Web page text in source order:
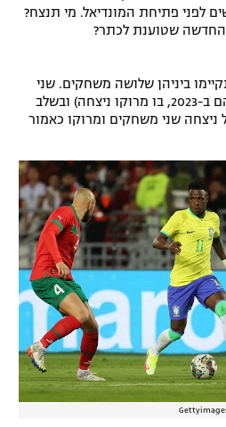
לפני פתיחת המונדיאל. מי תנצח?
שטוענת לכתר?
ביניהן שלושה משחקים. שני
משחקי ידידות (האחרון שבהם ב-2023, בו מרוקו ניצחה) ובשלב
1998. ברזיל ניצחה שני משחקים ומרוקו כאמור